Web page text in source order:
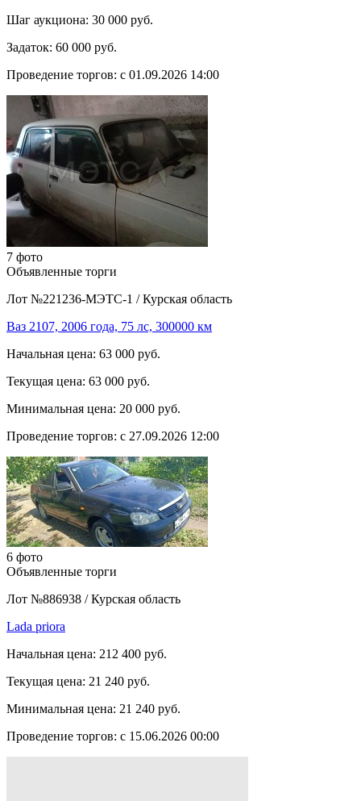
Шаг аукциона: 30 000 руб.
Задаток: 60 000 руб.
Проведение торгов: с 01.09.2026 14:00
7 фото
Объявленные торги
Лот №221236-МЭТС-1 / Курская область
Ваз 2107, 2006 года, 75 лс, 300000 км
Начальная цена: 63 000 руб.
Текущая цена: 63 000 руб.
Минимальная цена: 20 000 руб.
Проведение торгов: с 27.09.2026 12:00
6 фото
Объявленные торги
Лот №886938 / Курская область
Lada priora
Начальная цена: 212 400 руб.
Текущая цена: 21 240 руб.
Минимальная цена: 21 240 руб.
Проведение торгов: с 15.06.2026 00:00